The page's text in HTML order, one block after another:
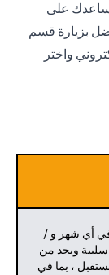
يساعدك على
بزيارة قسم
واختر
في أي شهر و /
سلبية ويحد من
، بما في